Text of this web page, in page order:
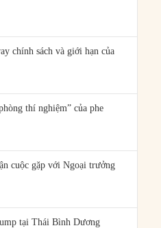
chính sách và giới hạn của
thí nghiệm” của phe
cuộc gặp với Ngoại trưởng
tại Thái Bình Dương